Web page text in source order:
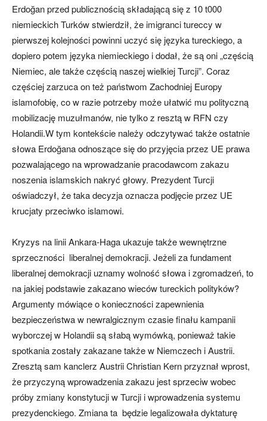
Erdoğan przed publicznością składającą się z 10 t000
niemieckich Turków stwierdził, że imigranci tureccy w
pierwszej kolejności powinni uczyć się języka tureckiego, a
dopiero potem języka niemieckiego i dodał, że są oni „częścią
Niemiec, ale także częścią naszej wielkiej Turcji”. Coraz
częściej zarzuca on też państwom Zachodniej Europy
islamofobię, co w razie potrzeby może ułatwić mu polityczną
mobilizację muzułmanów, nie tylko z resztą w RFN czy
Holandii.W tym kontekście należy odczytywać także ostatnie
słowa Erdoğana odnoszące się do przyjęcia przez UE prawa
pozwalającego na wprowadzanie pracodawcom zakazu
noszenia islamskich nakryć głowy. Prezydent Turcji
oświadczył, że taka decyzja oznacza podjęcie przez UE
krucjaty przeciwko islamowi.
Kryzys na linii Ankara-Haga ukazuje także wewnętrzne
sprzeczności liberalnej demokracji. Jeżeli za fundament
liberalnej demokracji uznamy wolność słowa i zgromadzeń, to
na jakiej podstawie zakazano wieców tureckich polityków?
Argumenty mówiące o konieczności zapewnienia
bezpieczeństwa w newralgicznym czasie finału kampanii
wyborczej w Holandii są słabą wymówką, ponieważ takie
spotkania zostały zakazane także w Niemczech i Austrii.
Zresztą sam kanclerz Austrii Christian Kern przyznał wprost,
że przyczyną wprowadzenia zakazu jest sprzeciw wobec
próby zmiany konstytucji w Turcji i wprowadzenia systemu
prezydenckiego. Zmiana ta będzie legalizowała dyktaturę